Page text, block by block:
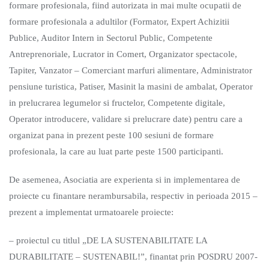
formare profesionala, fiind autorizata in mai multe ocupatii de
formare profesionala a adultilor (Formator, Expert Achizitii
Publice, Auditor Intern in Sectorul Public, Competente
Antreprenoriale, Lucrator in Comert, Organizator spectacole,
Tapiter, Vanzator – Comerciant marfuri alimentare, Administrator
pensiune turistica, Patiser, Masinit la masini de ambalat, Operator
in prelucrarea legumelor si fructelor, Competente digitale,
Operator introducere, validare si prelucrare date) pentru care a
organizat pana in prezent peste 100 sesiuni de formare
profesionala, la care au luat parte peste 1500 participanti.
De asemenea, Asociatia are experienta si in implementarea de
proiecte cu finantare nerambursabila, respectiv in perioada 2015 –
prezent a implementat urmatoarele proiecte:
– proiectul cu titlul „DE LA SUSTENABILITATE LA
DURABILITATE – SUSTENABIL!”, finantat prin POSDRU 2007-